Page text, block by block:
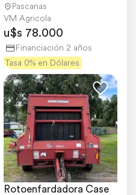
Pascanas
VM Agricola
u$s 78.000
Financiación 2 años
Tasa 0% en Dólares
Rotoenfardadora Case